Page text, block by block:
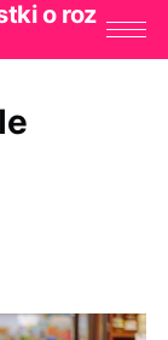
o roz